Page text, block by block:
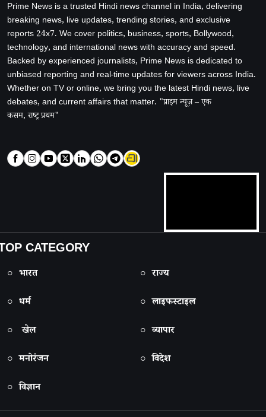
Prime News is a trusted Hindi news channel in India, delivering
breaking news, live updates, trending stories, and exclusive
reports 24x7. We cover politics, business, sports, Bollywood,
technology, and international news with accuracy and speed.
Backed by experienced journalists, Prime News is dedicated to
unbiased reporting and real-time updates for viewers across India.
Whether on TV or online, we bring you the latest Hindi news, live
debates, and current affairs that matter. "प्राइम न्यूज़ – एक
कसम, राष्ट्र प्रथम"
CATEGORY
○ भारत
○ राज्य
○ धर्म
○ लाइफस्टाइल
○ खेल
○ व्यापार
○ मनोरंजन
○ विदेश
○ विज्ञान